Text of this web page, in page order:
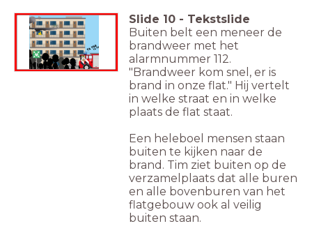
Slide 10 - Tekstslide
Buiten belt een meneer de
brandweer met het
alarmnummer 112.
"Brandweer kom snel, er is
brand in onze flat." Hij vertelt
in welke straat en in welke
plaats de flat staat.
Een heleboel mensen staan
buiten te kijken naar de
brand. Tim ziet buiten op de
verzamelplaats dat alle buren
en alle bovenburen van het
flatgebouw ook al veilig
buiten staan.